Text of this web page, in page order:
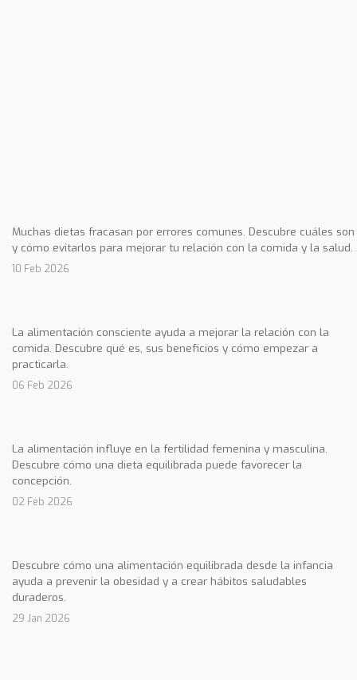
Muchas dietas fracasan por errores comunes. Descubre cuáles son
y cómo evitarlos para mejorar tu relación con la comida y la salud.
10 Feb 2026
La alimentación consciente ayuda a mejorar la relación con la
comida. Descubre qué es, sus beneficios y cómo empezar a
practicarla.
06 Feb 2026
La alimentación influye en la fertilidad femenina y masculina.
Descubre cómo una dieta equilibrada puede favorecer la
concepción.
02 Feb 2026
Descubre cómo una alimentación equilibrada desde la infancia
ayuda a prevenir la obesidad y a crear hábitos saludables
duraderos.
29 Jan 2026